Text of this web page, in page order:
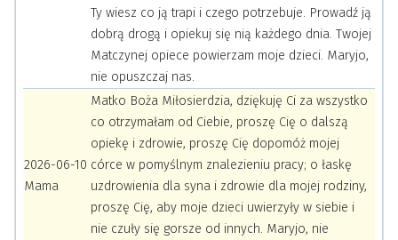
Ty wiesz co ją trapi i czego potrzebuje. Prowadź ją
dobrą drogą i opiekuj się nią każdego dnia. Twojej
Matczynej opiece powierzam moje dzieci. Maryjo,
nie opuszczaj nas.
2026-06-10
Mama
Matko Boża Miłosierdzia, dziękuję Ci za wszystko
co otrzymałam od Ciebie, proszę Cię o dalszą
opiekę i zdrowie, proszę Cię dopomóż mojej
córce w pomyślnym znalezieniu pracy; o łaskę
uzdrowienia dla syna i zdrowie dla mojej rodziny,
proszę Cię, aby moje dzieci uwierzyły w siebie i
nie czuły się gorsze od innych. Maryjo, nie